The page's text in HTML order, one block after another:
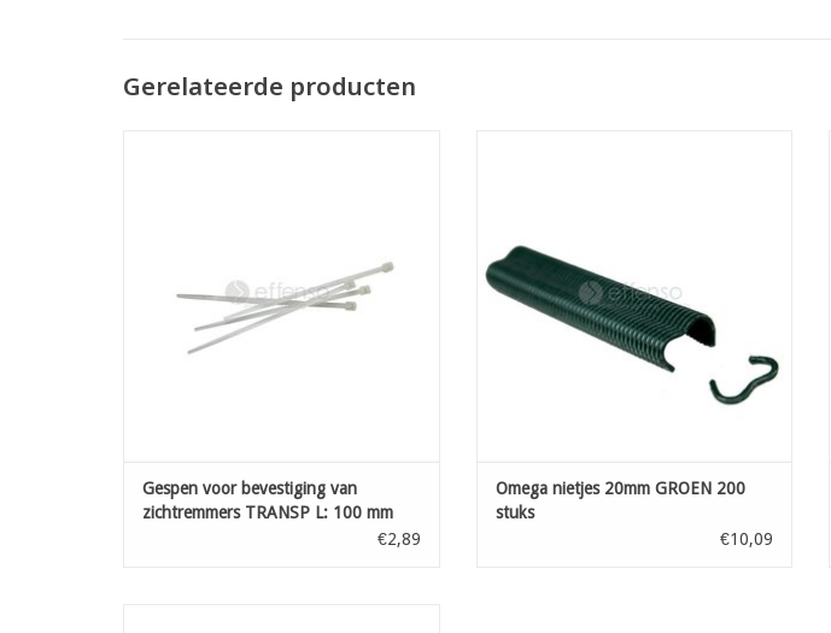
Gerelateerde producten
Gespen voor bevestiging van
zichtremmers TRANSP L: 100 mm
€2,89
Omega nietjes 20mm GROEN 200
stuks
€10,09